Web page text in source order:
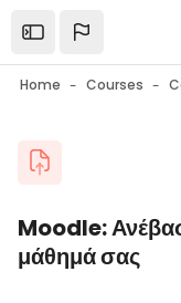
Open the sidebar
Home Courses
Blocks
Moodle:
μάθημά σας